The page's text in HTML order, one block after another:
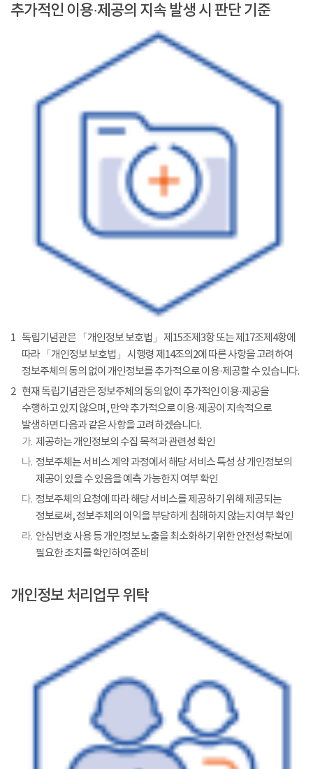
추가적인 이용·제공의 지속 발생 시 판단 기준
1 독립기념관은 「개인정보 보호법」 제15조제3항 또는 제17조제4항에
따라 「개인정보 보호법」 시행령 제14조의2에 따른 사항을 고려하여
정보주체의 동의 없이 개인정보를 추가적으로 이용·제공할 수 있습니다.
2 현재 독립기념관은 정보주체의 동의 없이 추가적인 이용·제공을
수행하고 있지 않으며, 만약 추가적으로 이용·제공이 지속적으로
발생하면 다음과 같은 사항을 고려하겠습니다.
가. 제공하는 개인정보의 수집 목적과 관련성 확인
나. 정보주체는 서비스 계약 과정에서 해당 서비스 특성 상 개인정보의
제공이 있을 수 있음을 예측 가능한지 여부 확인
다. 정보주체의 요청에 따라 해당 서비스를 제공하기 위해 제공되는
정보로써, 정보주체의 이익을 부당하게 침해하지 않는지 여부 확인
라. 안심번호 사용 등 개인정보 노출을 최소화하기 위한 안전성 확보에
필요한 조치를 확인하여 준비
개인정보 처리업무 위탁